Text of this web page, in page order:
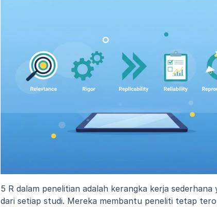
5 R dalam penelitian adalah kerangka kerja
dari setiap studi. Mereka membantu peneliti tetap